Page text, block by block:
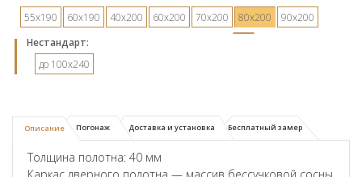
55х190 60х190 40х200 60х200 70х200 80х200
90х200
Hестандарт:
до 100x240
Описание Погонаж Доставка и установка Бесплатный замер
Толщина полотна: 40 мм
Каркас дверного полотна — массив бессучковой сосны